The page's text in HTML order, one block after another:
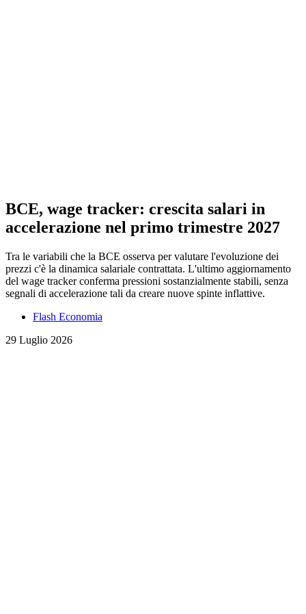
BCE, wage tracker: crescita salari in
accelerazione nel primo trimestre 2027
Tra le variabili che la BCE osserva per valutare l'evoluzione dei
prezzi c'è la dinamica salariale contrattata. L'ultimo aggiornamento
del wage tracker conferma pressioni sostanzialmente stabili, senza
segnali di accelerazione tali da creare nuove spinte inflattive.
Flash Economia
29 Luglio 2026